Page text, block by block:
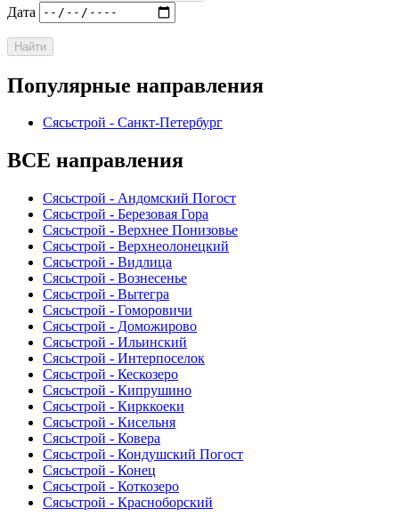
Дата
Найти
Популярные направления
Сясьстрой - Санкт-Петербург
ВСЕ направления
Сясьстрой - Андомский Погост
Сясьстрой - Березовая Гора
Сясьстрой - Верхнее Понизовье
Сясьстрой - Верхнеолонецкий
Сясьстрой - Видлица
Сясьстрой - Вознесенье
Сясьстрой - Вытегра
Сясьстрой - Гоморовичи
Сясьстрой - Доможирово
Сясьстрой - Ильинский
Сясьстрой - Интерпоселок
Сясьстрой - Кескозеро
Сясьстрой - Кипрушино
Сясьстрой - Кирккоеки
Сясьстрой - Кисельня
Сясьстрой - Ковера
Сясьстрой - Кондушский Погост
Сясьстрой - Конец
Сясьстрой - Коткозеро
Сясьстрой - Красноборский